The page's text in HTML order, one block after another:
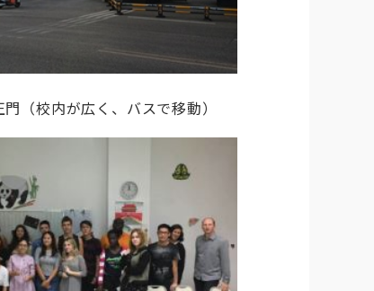
（校内が広く、バスで移動）